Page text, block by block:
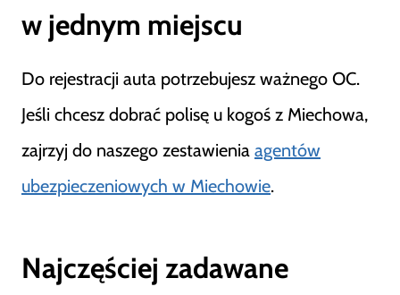
w jednym miejscu
Do rejestracji auta potrzebujesz ważnego OC.
Jeśli chcesz dobrać polisę u kogoś z Miechowa,
zajrzyj do naszego zestawienia agentów
ubezpieczeniowych w Miechowie.
Najczęściej zadawane